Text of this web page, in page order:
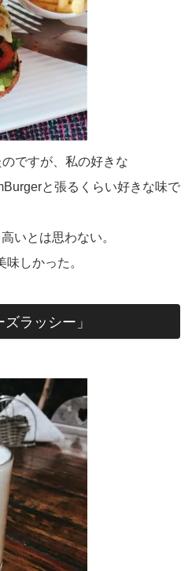
ですが、私の好きな
と張るくらい好きな味で
いとは思わない。
しかった。
ラッシー」